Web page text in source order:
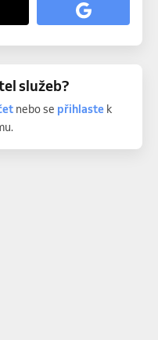
služeb?
nebo se přihlastek